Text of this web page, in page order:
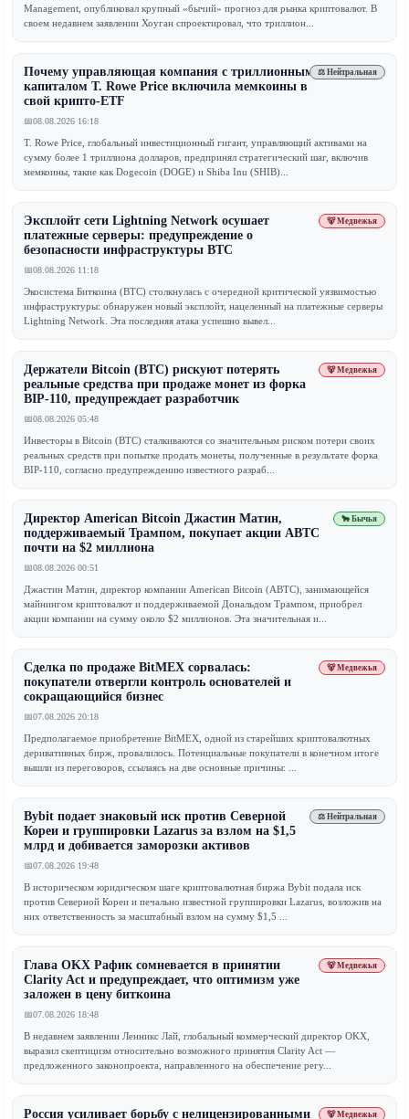
Management, опубликовал крупный «бычий» прогноз для рынка криптовалют. В
своем недавнем заявлении Хоуган спроектировал, что триллион...
⚖️ Нейтральная
Почему управляющая компания с триллионным
капиталом T. Rowe Price включила мемкоины в
свой крипто-ETF
📅08.08.2026 16:18
T. Rowe Price, глобальный инвестиционный гигант, управляющий активами на
сумму более 1 триллиона долларов, предпринял стратегический шаг, включив
мемкоины, такие как Dogecoin (DOGE) и Shiba Inu (SHIB)...
🐻 Медвежья
Эксплойт сети Lightning Network осушает
платежные серверы: предупреждение о
безопасности инфраструктуры BTC
📅08.08.2026 11:18
Экосистема Биткоина (BTC) столкнулась с очередной критической уязвимостью
инфраструктуры: обнаружен новый эксплойт, нацеленный на платежные серверы
Lightning Network. Эта последняя атака успешно вывел...
🐻 Медвежья
Держатели Bitcoin (BTC) рискуют потерять
реальные средства при продаже монет из форка
BIP-110, предупреждает разработчик
📅08.08.2026 05:48
Инвесторы в Bitcoin (BTC) сталкиваются со значительным риском потери своих
реальных средств при попытке продать монеты, полученные в результате форка
BIP-110, согласно предупреждению известного разраб...
🐂 Бычья
Директор American Bitcoin Джастин Матин,
поддерживаемый Трампом, покупает акции ABTC
почти на $2 миллиона
📅08.08.2026 00:51
Джастин Матин, директор компании American Bitcoin (ABTC), занимающейся
майнингом криптовалют и поддерживаемой Дональдом Трампом, приобрел
акции компании на сумму около $2 миллионов. Эта значительная и...
🐻 Медвежья
Сделка по продаже BitMEX сорвалась:
покупатели отвергли контроль основателей и
сокращающийся бизнес
📅07.08.2026 20:18
Предполагаемое приобретение BitMEX, одной из старейших криптовалютных
деривативных бирж, провалилось. Потенциальные покупатели в конечном итоге
вышли из переговоров, ссылаясь на две основные причины: ...
⚖️ Нейтральная
Bybit подает знаковый иск против Северной
Кореи и группировки Lazarus за взлом на $1,5
млрд и добивается заморозки активов
📅07.08.2026 19:48
В историческом юридическом шаге криптовалютная биржа Bybit подала иск
против Северной Кореи и печально известной группировки Lazarus, возложив на
них ответственность за масштабный взлом на сумму $1,5 ...
🐻 Медвежья
Глава OKX Рафик сомневается в принятии
Clarity Act и предупреждает, что оптимизм уже
заложен в цену биткоина
📅07.08.2026 18:48
В недавнем заявлении Ленникс Лай, глобальный коммерческий директор OKX,
выразил скептицизм относительно возможного принятия Clarity Act —
предложенного законопроекта, направленного на обеспечение регу...
🐻 Медвежья
Россия усиливает борьбу с нелицензированными